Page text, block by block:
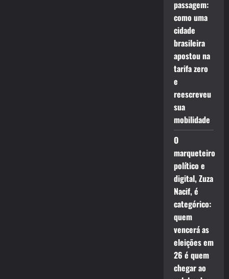
passagem:
como uma
cidade
brasileira
apostou na
tarifa zero
e
reescreveu
sua
mobilidade
O
marqueteiro
político e
digital, Zuza
Nacif, é
categórico:
quem
vencerá as
eleições em
26 é quem
chegar ao